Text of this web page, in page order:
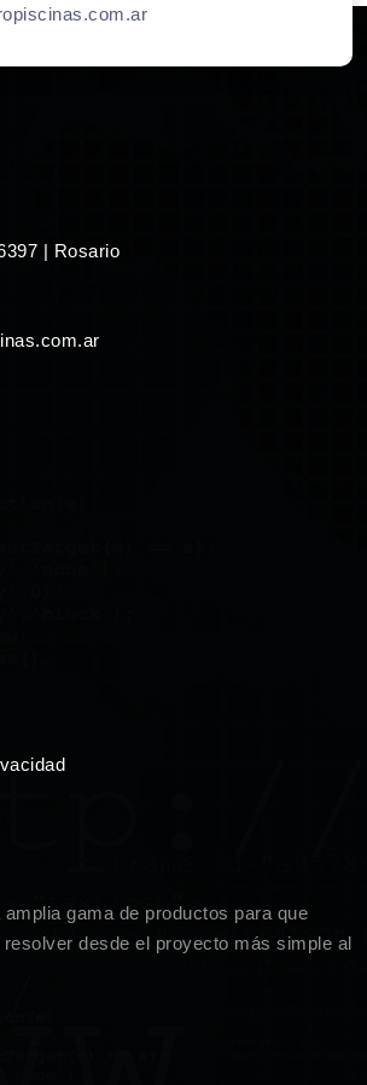
| Rosario
gama de productos para que
desde el proyecto más simple al